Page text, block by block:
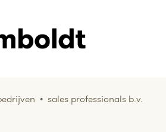
• sales professionals b.v.